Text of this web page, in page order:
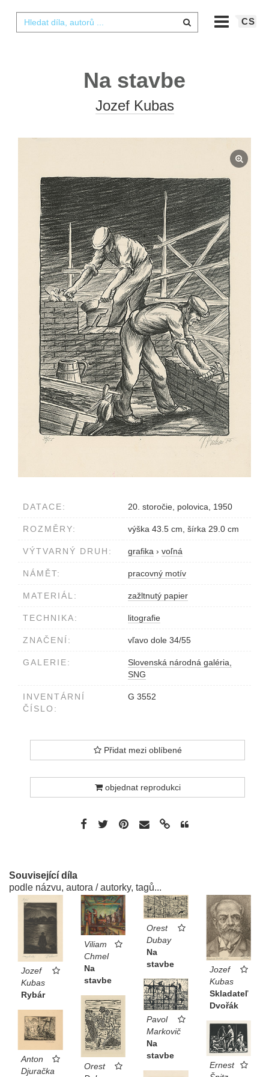
CS
Na stavbe
Jozef Kubas
DATACE: 20. storočie, polovica, 1950
ROZMĚRY: výška 43.5 cm, šírka 29.0 cm
VÝTVARNÝ DRUH: grafika › voľná
NÁMĚT: pracovný motív
MATERIÁL: zažltnutý papier
TECHNIKA: litografie
ZNAČENÍ: vľavo dole 34/55
GALERIE:
Slovenská národná galéria,
SNG
INVENTÁRNÍ
ČÍSLO:
G 3552
Přidat mezi oblíbené
objednat reprodukci
Související díla
podle názvu, autora / autorky, tagů...
Jozef
Kubas
Rybár
Viliam
Chmel
Na
stavbe
Orest
Dubay
Na
stavbe
Jozef
Kubas
Skladateľ
Dvořák
Pavol
Markovič
Na
stavbe
Orest
Anton
Djuračka
Ernest